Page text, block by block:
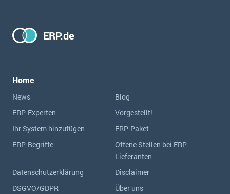
ERP.de
Home
News
Blog
ERP-Experten
Vorgestellt!
Ihr System hinzufügen
ERP-Paket
ERP-Begriffe
Offene Stellen bei ERP-
Lieferanten
Datenschutzerklärung
Disclaimer
DSGVO/GDPR
Über uns